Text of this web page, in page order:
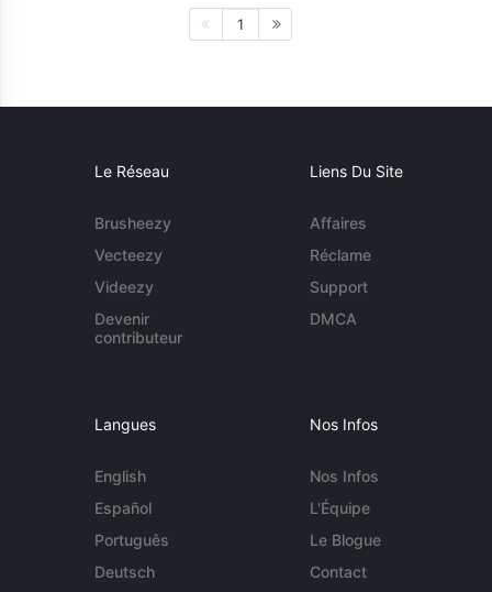
1
Le Réseau
Brusheezy
Vecteezy
Videezy
Devenir
contributeur
Liens Du Site
Affaires
Réclame
Support
DMCA
Langues
English
Español
Português
Deutsch
Nos Infos
Nos Infos
L'Équipe
Le Blogue
Contact